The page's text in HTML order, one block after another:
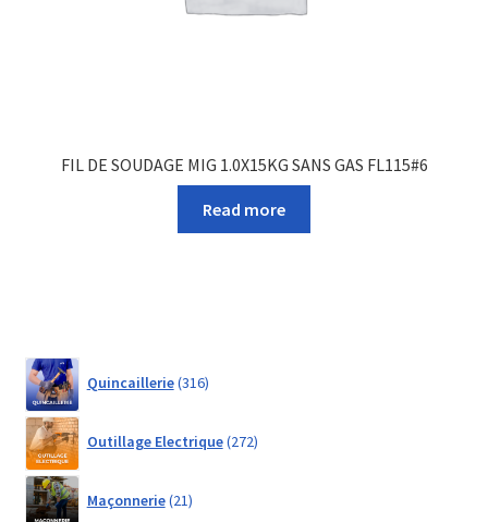
FIL DE SOUDAGE MIG 1.0X15KG SANS GAS FL115#6
Read more
Quincaillerie 316products
Outillage Electrique 272products
Maçonnerie 21products